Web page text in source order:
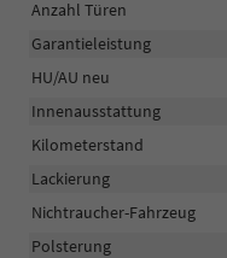
Anzahl Türen
Garantieleistung
HU/AU neu
Innenausstattung
Kilometerstand
Lackierung
Nichtraucher-Fahrzeug
Polsterung